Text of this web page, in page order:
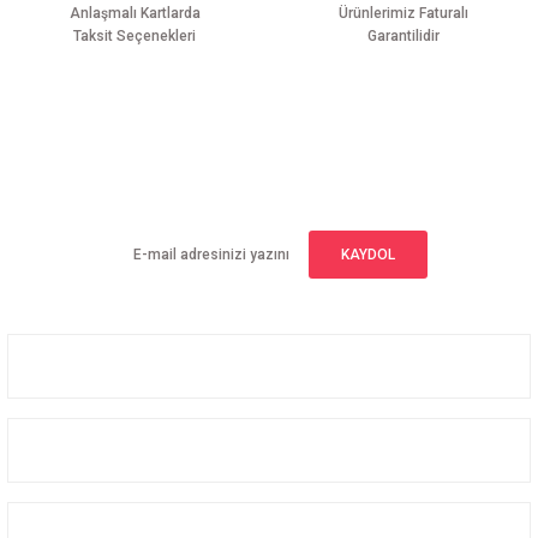
Anlaşmalı Kartlarda
Taksit Seçenekleri
Ürünlerimiz Faturalı
Garantilidir
KAYDOL